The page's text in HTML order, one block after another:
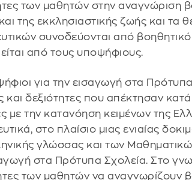
των μαθητών στην αναγνώριση
της εκκλησιαστικής ζωής και τα
συνοδεύονται από
από τους υποψήφιους.
για την εισαγωγή στα
και δεξιότητες που απέκτησαν
με την κατανόηση κειμένων της
στο πλαίσιο μιας ενιαίας
γλώσσας και των
στα Πρότυπα Σχολεία. Στο
των μαθητών να αναγνωρίζουν